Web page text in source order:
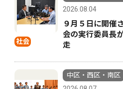
社会
2026.08.04
９月５日に開催
会の実行委員長
走
中区・西区・南区